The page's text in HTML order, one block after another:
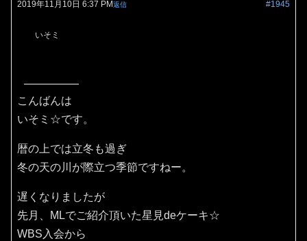
2019年11月10日 6:37 PM #1945
返信
いそミ
こんばんは
いそミ☆です。
暦の上では立冬も過ぎ
冬の天の川が際立つ季節ですねー。
遅くなりましたが
先月、MLでご紹介頂いた星見deケーキ☆
WBS入会から